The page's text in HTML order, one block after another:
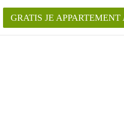
in Zwolle?
GRATIS JE